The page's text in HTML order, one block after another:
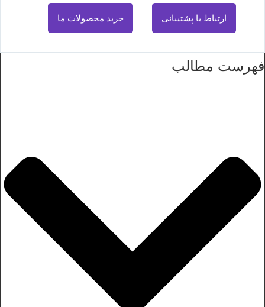
ارتباط با پشتیبانی خرید محصولات ما
فهرست مطالب